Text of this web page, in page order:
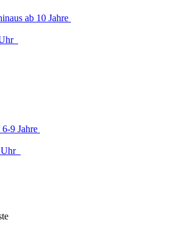
ab 10 Jahre
9 Jahre
Uhr